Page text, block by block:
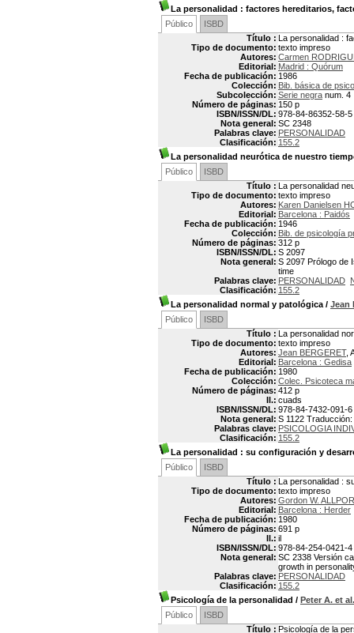
La personalidad : factores hereditarios,
Público
ISBD
Título : La personalidad :
Tipo de documento: texto impreso
Autores: Carmen
Editorial: Madrid : Quórum
Fecha de publicación: 1986
Colección: Bib. básica de
Subcolección: Serie negra num. 4
Número de páginas: 150 p
ISBN/ISSN/DL: 978-84-86352-58-5
Nota general: SC 2348
Palabras clave: PERSONALIDAD
Clasificación: 155.2
La personalidad neurótica de nuestro
Público
ISBD
Título : La personalidad
Tipo de documento: texto impreso
Autores: Karen Danielsen
Editorial: Barcelona : Paidós
Fecha de publicación: 1946
Colección: Bib. de psicología
Número de páginas: 312 p
ISBN/ISSN/DL: S 2097
Nota general: S 2097 Prólogo de
time
Palabras clave: PERSONALIDAD
Clasificación: 155.2
La personalidad normal y patológica / Jean
Público
ISBD
Título : La personalidad
Tipo de documento: texto impreso
Autores: Jean BERGERET,
Editorial: Barcelona : Gedisa
Fecha de publicación: 1980
Colección: Colec. Psicoteca
Número de páginas: 412 p
Il.: cuads
ISBN/ISSN/DL: 978-84-7432-091-6
Nota general: S 1122
Palabras clave: PSICOLOGIA
Clasificación: 155.2
La personalidad : su configuración y
Público
ISBD
Título : La personalidad :
Tipo de documento: texto impreso
Autores: Gordon W.
Editorial: Barcelona : Herder
Fecha de publicación: 1980
Número de páginas: 691 p
Il.: il
ISBN/ISSN/DL: 978-84-254-0421-4
Nota general: SC 2338 Versión
growth in
Palabras clave: PERSONALIDAD
Clasificación: 155.2
Psicología de la personalidad / Peter A. et
Público
ISBD
Título : Psicología de la